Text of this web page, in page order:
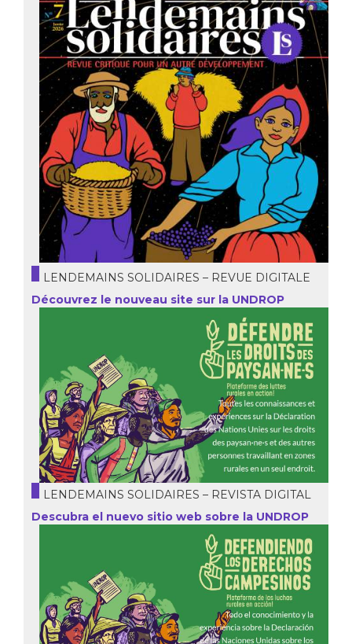
LENDEMAINS SOLIDAIRES – REVUE DIGITALE
Découvrez le nouveau site sur la UNDROP
LENDEMAINS SOLIDAIRES – REVISTA DIGITAL
Descubra el nuevo sitio web sobre la UNDROP